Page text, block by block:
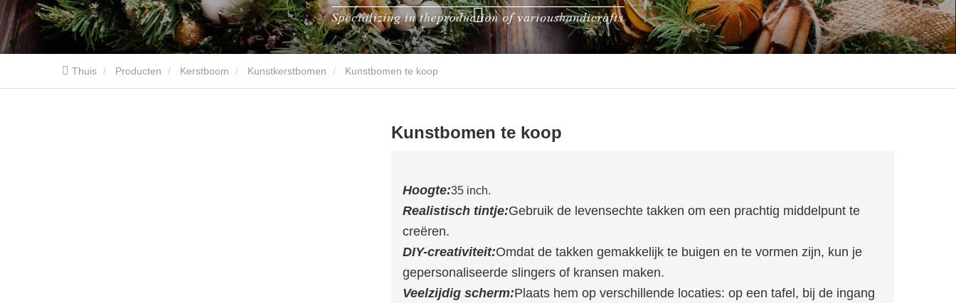
Thuis Producten Kerstboom Kunstkerstbomen Kunstbomen te koop
Kunstbomen te koop
Hoogte:35 inch.
Realistisch tintje:Gebruik de levensechte takken om een ​​prachtig middelpunt te
creëren.
DIY-creativiteit:Omdat de takken gemakkelijk te buigen en te vormen zijn, kun je
gepersonaliseerde slingers of kransen maken.
Veelzijdig scherm:Plaats hem op verschillende locaties: op een tafel, bij de ingang